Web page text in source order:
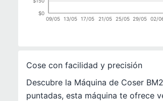
09/05 13/05 17/05 21/05 25/05 29/05 02/
$0
Cose con facilidad y precisión
Descubre la Máquina de Coser
puntadas, esta máquina te ofrece